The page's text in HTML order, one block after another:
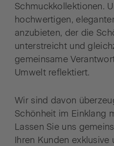
Schmuckkollektionen.
hochwertigen,
anzubieten, der die
unterstreicht und
gemeinsame
Umwelt reflektiert.
Wir sind davon
Schönheit im Einklang
Lassen Sie uns
Ihren Kunden